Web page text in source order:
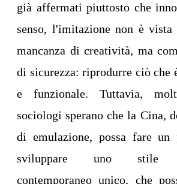
già affermati piuttosto che
senso, l'imitazione non è vista
mancanza di creatività, ma
di sicurezza: riprodurre ciò che
e funzionale. Tuttavia,
sociologi sperano che la Cina,
di emulazione, possa fare un
sviluppare uno stile
contemporaneo unico, che